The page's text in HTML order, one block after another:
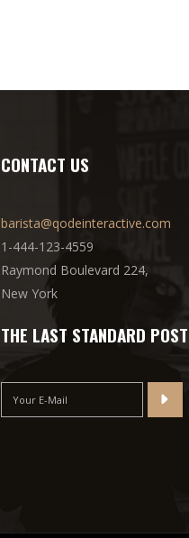
CONTACT US
barista@qodeinteractive.com
1-444-123-4559
Raymond Boulevard 224,
New York
THE LAST STANDARD POST